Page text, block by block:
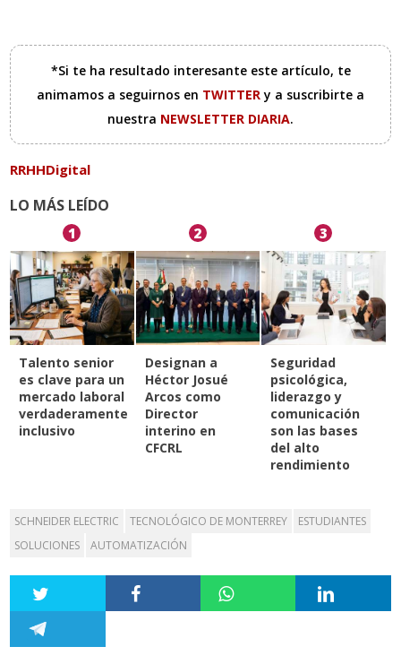
*Si te ha resultado interesante este artículo, te
animamos a seguirnos en TWITTERy a suscribirte a
nuestra NEWSLETTER DIARIA.
RRHHDigital
LO MÁS LEÍDO
1
Talento senior
es clave para un
mercado laboral
verdaderamente
inclusivo
2
Designan a
Héctor Josué
Arcos como
Director
interino en
CFCRL
3
Seguridad
psicológica,
liderazgo y
comunicación
son las bases
del alto
rendimiento
SCHNEIDER ELECTRIC TECNOLÓGICO DE MONTERREY
ESTUDIANTES
SOLUCIONES
AUTOMATIZACIÓN